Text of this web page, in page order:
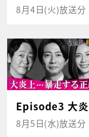
8月4日(火)放送分
Episode3 大
8月5日(水)放送分